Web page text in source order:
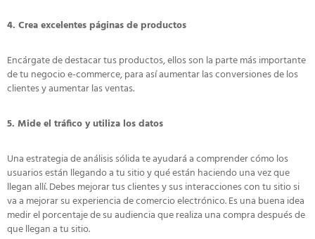
4. Crea excelentes páginas de productos
Encárgate de destacar tus productos, ellos son la parte más importante
de tu negocio e-commerce, para así aumentar las conversiones de los
clientes y aumentar las ventas.
5. Mide el tráfico y utiliza los datos
Una estrategia de análisis sólida te ayudará a comprender cómo los
usuarios están llegando a tu sitio y qué están haciendo una vez que
llegan allí. Debes mejorar tus clientes y sus interacciones con tu sitio si
va a mejorar su experiencia de comercio electrónico. Es una buena idea
medir el porcentaje de su audiencia que realiza una compra después de
que llegan a tu sitio.